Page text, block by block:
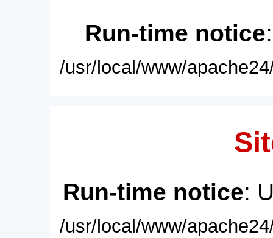
Run-time notice
/usr/local/www/
Run-time notice:
/usr/local/www/